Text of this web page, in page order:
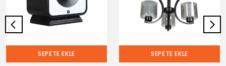
SEPETE EKLE SEPETE EKLE